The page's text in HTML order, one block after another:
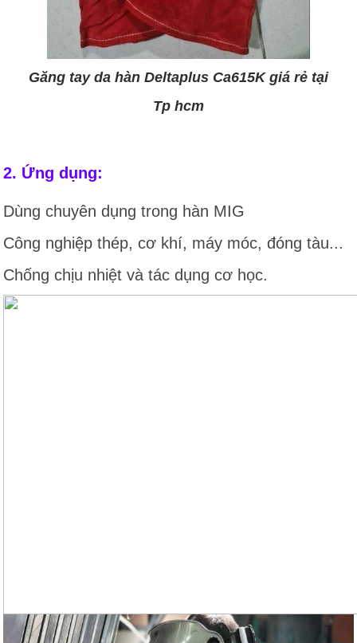
Găng tay da hàn Deltaplus Ca615K giá rẻ tại
Tp hcm
2. Ứng dụng:
Dùng chuyên dụng trong hàn MIG
Công nghiệp thép, cơ khí, máy móc, đóng tàu...
Chống chịu nhiệt và tác dụng cơ học.